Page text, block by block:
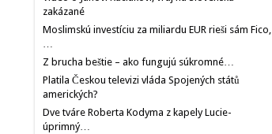
zakázané
Moslimskú investíciu za miliardu EUR rieši sám Fico,
…
Z brucha beštie – ako fungujú súkromné…
Platila Českou televizi vláda Spojených států
amerických?
Dve tváre Roberta Kodyma z kapely Lucie-
úprimný…